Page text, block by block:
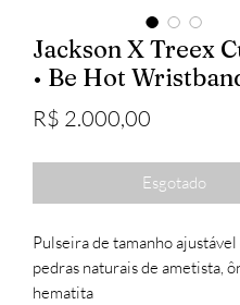
Jackson X Treex
• Be Hot
R$ 2.000,00
Esgotado
Pulseira de tamanho ajustável
pedras naturais de ametista,
hematita